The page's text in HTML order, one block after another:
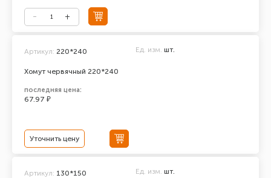
Хомут червячный 220*240
Артикул: 220*240 Ед. изм. шт.
последняя цена:
67.97 ₽
Уточнить цену
Артикул: 130*150 Ед. изм. шт.